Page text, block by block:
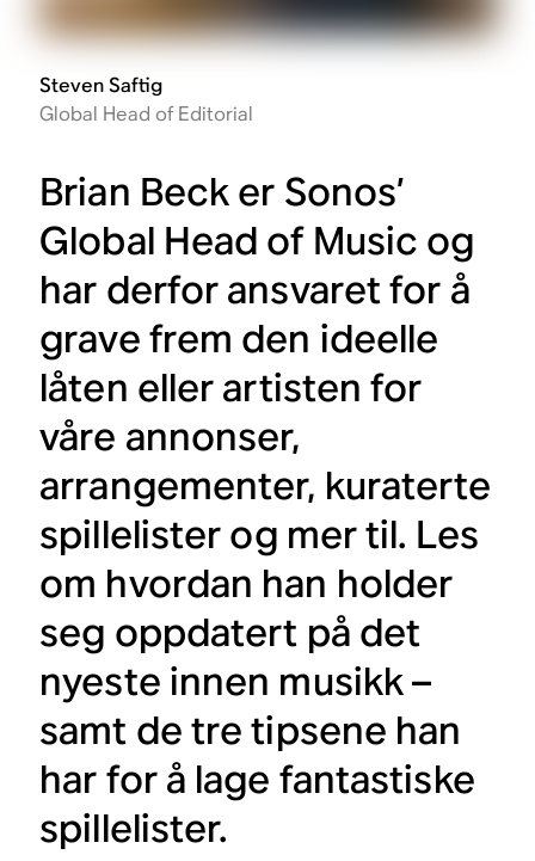
Steven Saftig
Global Head of Editorial
Brian Beck er Sonos’
Global Head of Music og
har derfor ansvaret for å
grave frem den ideelle
låten eller artisten for
våre annonser,
arrangementer, kuraterte
spillelister og mer til. Les
om hvordan han holder
seg oppdatert på det
nyeste innen musikk –
samt de tre tipsene han
har for å lage fantastiske
spillelister.